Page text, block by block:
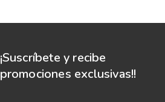
¡Suscríbete y recibe
promociones exclusivas!!